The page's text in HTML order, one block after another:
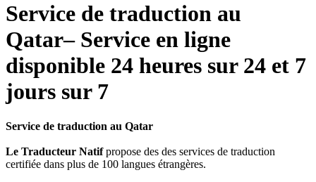
Service de traduction au
Qatar– Service en ligne
disponible 24 heures sur 24 et 7
jours sur 7
Service de traduction au Qatar
Le Traducteur Natifpropose des des services de traduction
certifiée dans plus de 100 langues étrangères.